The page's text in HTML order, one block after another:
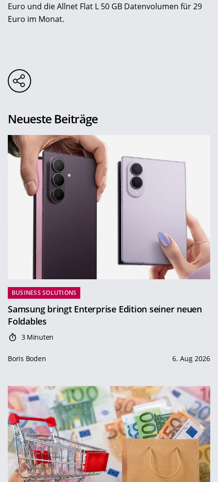
Euro und die Allnet Flat L 50 GB Datenvolumen für 29
Euro im Monat.
Neueste Beiträge
BUSINESS SOLUTIONS
Samsung bringt Enterprise Edition seiner neuen
Foldables
3 Minuten
Boris Boden 6. Aug 2026